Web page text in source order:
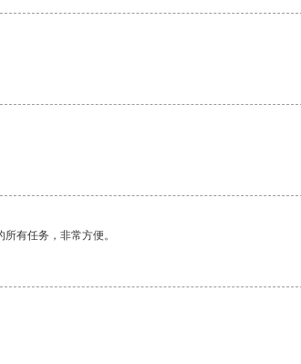
有任务，非常方便。